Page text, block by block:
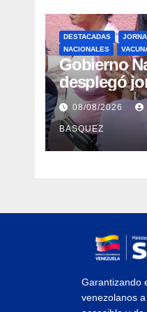
DESTACADAS
NACIONALES
Gobierno
desplegó
vacunación
Guaira para
protección
08/08/2026
BASQUEZ
Garantizando
venezolanos